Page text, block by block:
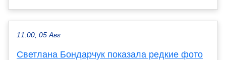
11:00, 05 Авг
Светлана Бондарчук показала редкие фото